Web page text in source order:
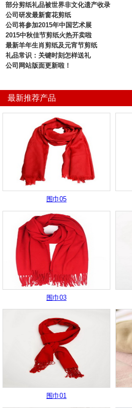
部分剪纸礼品被世界非文化遗产收录
公司研发最新窗花剪纸
公司将参加2015年中国艺术展
2015中秋佳节剪纸火热开卖啦
最新羊年生肖剪纸及元宵节剪纸
礼品常识：关键时刻怎样送礼
公司网站版面更新啦！
最新推荐产品
围巾05
围巾03
围巾01